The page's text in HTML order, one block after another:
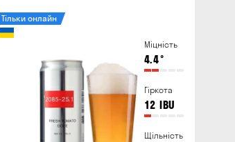
Міцність
4.4°
Гіркота
12 IBU
Щільність
Тільки онлайн